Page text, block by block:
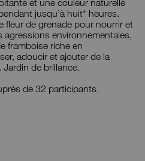
et une couleur naturelle
jusqu’à huit* heures.
fleur de grenade pour nourrir et
agressions environnementales,
framboise riche en
adoucir et ajouter de la
Jardin de brillance.
de 32 participants.